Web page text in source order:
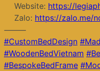
Website: https://
Zalo: https://zalo.me/
⸻
#CustomBedDesign
#WoodenBedVietnam
#BespokeBedFrame